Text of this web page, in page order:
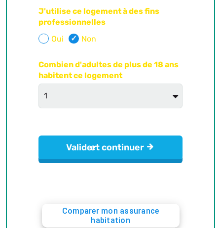
Comparer mon assurance
habitation